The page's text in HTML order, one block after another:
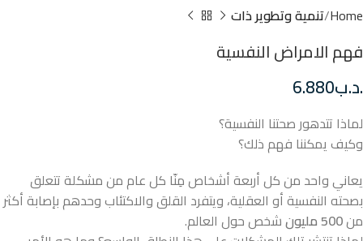
Home تنمية وتطوير ذات
فهم الامراض النفسية
.د.ب6.880
لماذا تتدهور صحتنا النفسية؟
وكيف يمكننا فهم ذلك؟
يعاني واحد من كل أربعة أشخاص مِنّا كل عام من مشكلة تتعلق
بصحته النفسية أو العقلية، ويتفرد القلق والاكتئاب وحدهم بإصابة أكثر
من500 مليون
شخص حول العالم.